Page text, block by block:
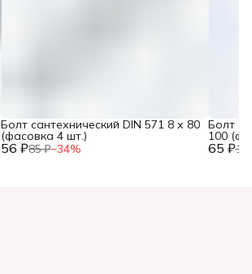
56 ₽85 ₽−34%
Болт сантехнический DIN 571 8 х 80
(фасовка 4 шт.)
65 ₽
Болт
100